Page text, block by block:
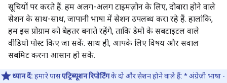
सूचियों पर करते हैं. हम अलग-अलग टाइमज़ोन के लिए, दोबारा होने वाले
सेशन के साथ-साथ, जापानी भाषा में सेशन उपलब्ध करा रहे हैं. हालांकि,
हम इस प्रोग्राम को बेहतर बनाते रहेंगे, ताकि डेमो के सबटाइटल वाले
वीडियो पोस्ट किए जा सकें. साथ ही, आपके लिए विषय और सवाल
सबमिट करना आसान हो सके.
ध्यान दें: हमारे पासएट्रिब्यूशन रिपोर्टिंगके दो और सेशन होने वाले हैं: * अंग्रेज़ी भाषा -